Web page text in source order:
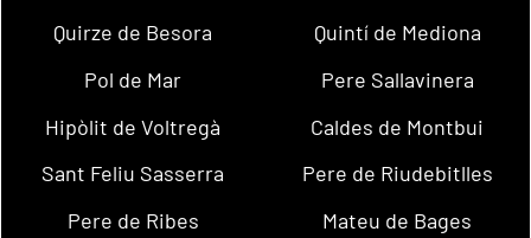
Quirze de Besora
Quintí de Mediona
Pol de Mar
Pere Sallavinera
Hipòlit de Voltregà
Caldes de Montbui
Sant Feliu Sasserra
Pere de Riudebitlles
Pere de Ribes
Mateu de Bages